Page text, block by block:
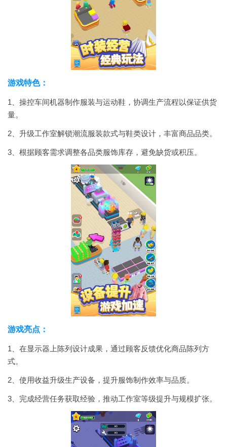
游戏特色：
1、操控车间机器制作服装与运动鞋，协调生产流程以保证供货
量。
2、升级工作室解锁潮流服装款式与鞋类设计，丰富商品品类。
3、根据顾客需求调整各品类服饰库存，避免缺货或积压。
游戏亮点：
1、在显示器上陈列设计成果，通过顾客反馈优化商品陈列方
式。
2、使用收益升级生产设备，提升服饰制作效率与品质。
3、完成经营任务获取经验，推动工作室等级提升与规模扩张。